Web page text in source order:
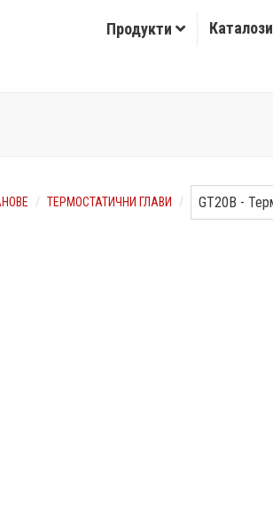
Продукти Каталози
ТЕРМОСТАТИЧНИ ГЛАВИ